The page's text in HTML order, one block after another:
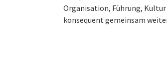
Organisation, Führung,
konsequent gemeinsam